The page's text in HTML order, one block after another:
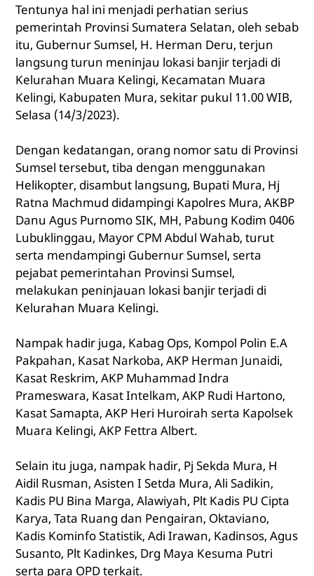
Tentunya hal ini menjadi perhatian serius
pemerintah Provinsi Sumatera Selatan, oleh sebab
itu, Gubernur Sumsel, H. Herman Deru, terjun
langsung turun meninjau lokasi banjir terjadi di
Kelurahan Muara Kelingi, Kecamatan Muara
Kelingi, Kabupaten Mura, sekitar pukul 11.00 WIB,
Selasa (14/3/2023).
Dengan kedatangan, orang nomor satu di Provinsi
Sumsel tersebut, tiba dengan menggunakan
Helikopter, disambut langsung, Bupati Mura, Hj
Ratna Machmud didampingi Kapolres Mura, AKBP
Danu Agus Purnomo SIK, MH, Pabung Kodim 0406
Lubuklinggau, Mayor CPM Abdul Wahab, turut
serta mendampingi Gubernur Sumsel, serta
pejabat pemerintahan Provinsi Sumsel,
melakukan peninjauan lokasi banjir terjadi di
Kelurahan Muara Kelingi.
Nampak hadir juga, Kabag Ops, Kompol Polin E.A
Pakpahan, Kasat Narkoba, AKP Herman Junaidi,
Kasat Reskrim, AKP Muhammad Indra
Prameswara, Kasat Intelkam, AKP Rudi Hartono,
Kasat Samapta, AKP Heri Huroirah serta Kapolsek
Muara Kelingi, AKP Fettra Albert.
Selain itu juga, nampak hadir, Pj Sekda Mura, H
Aidil Rusman, Asisten I Setda Mura, Ali Sadikin,
Kadis PU Bina Marga, Alawiyah, Plt Kadis PU Cipta
Karya, Tata Ruang dan Pengairan, Oktaviano,
Kadis Kominfo Statistik, Adi Irawan, Kadinsos, Agus
Susanto, Plt Kadinkes, Drg Maya Kesuma Putri
serta para OPD terkait.